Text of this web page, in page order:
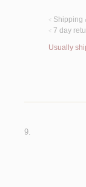
< Shipping
< 7 day
Usually
9.